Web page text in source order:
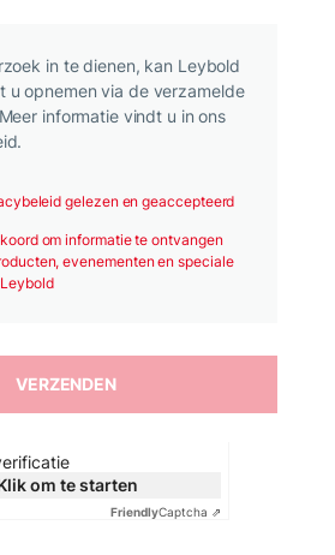
in te dienen, kan Leybold
u opnemen via de verzamelde
informatie vindt u in ons
gelezen en geaccepteerd
om informatie te ontvangen
evenementen en speciale
om te starten
FriendlyCaptcha ⇗